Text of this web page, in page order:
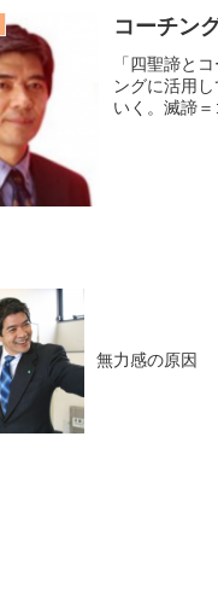
コーチン
「四聖諦と
ングに活用
いく。滅諦
無力感の原因